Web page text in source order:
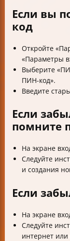
Если вы
код
Откройте
«Параметры
Выберите
ПИН-код».
Введите
Если
помните
На экране
Следуйте
и создания
Если
На экране
Следуйте
интернет